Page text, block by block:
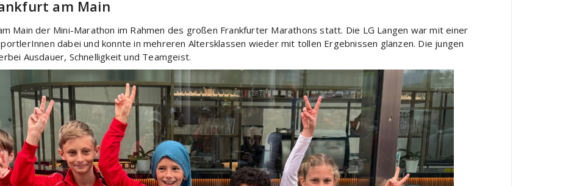
am Main
Main der Mini-Marathon im Rahmen des großen Frankfurter Marathons statt. Die LG Langen war mit einer
dabei und konnte in mehreren Altersklassen wieder mit tollen Ergebnissen glänzen. Die jungen
Ausdauer, Schnelligkeit und Teamgeist.